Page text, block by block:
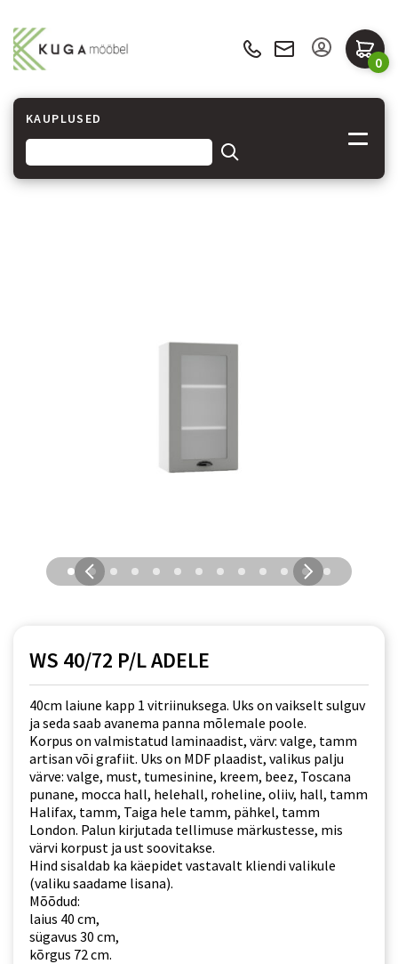
0
KAUPLUSED
WS 40/72 P/L ADELE
40cm laiune kapp 1 vitriinuksega. Uks on vaikselt sulguv
ja seda saab avanema panna mõlemale poole.
Korpus on valmistatud laminaadist, värv: valge, tamm
artisan või grafiit. Uks on MDF plaadist, valikus palju
värve: valge, must, tumesinine, kreem, beez, Toscana
punane, mocca hall, helehall, roheline, oliiv, hall, tamm
Halifax, tamm, Taiga hele tamm, pähkel, tamm
London. Palun kirjutada tellimuse märkustesse, mis
värvi korpust ja ust soovitakse.
Hind sisaldab ka käepidet vastavalt kliendi valikule
(valiku saadame lisana).
Mõõdud:
laius 40 cm,
sügavus 30 cm,
kõrgus 72 cm.